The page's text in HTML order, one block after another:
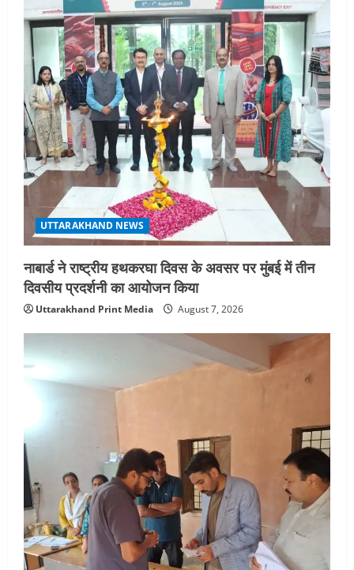
UTTARAKHAND NEWS
नाबार्ड ने राष्ट्रीय हथकरघा दिवस के अवसर पर मुंबई में तीन
दिवसीय प्रदर्शनी का आयोजन किया
Uttarakhand Print Media August 7, 2026